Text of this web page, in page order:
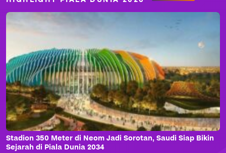
Stadion 350 Meter di Neom Jadi Sorotan, Saudi Siap Bikin
Sejarah di Piala Dunia 2034